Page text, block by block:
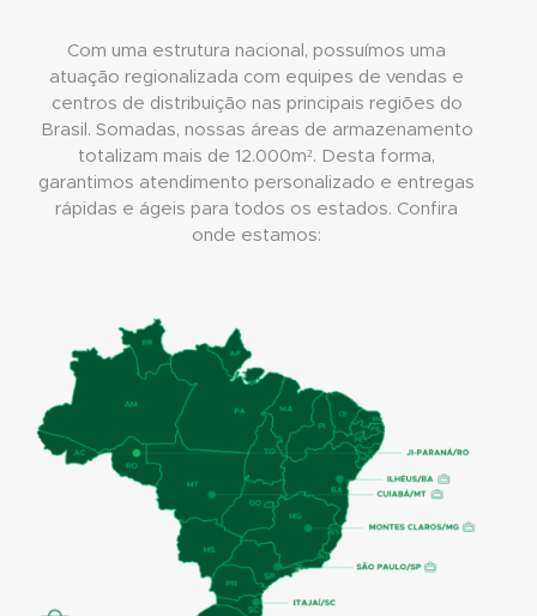
Com uma estrutura nacional, possuímos uma
atuação regionalizada com equipes de vendas e
centros de distribuição nas principais regiões do
Brasil. Somadas, nossas áreas de armazenamento
totalizam mais de 12.000m². Desta forma,
garantimos atendimento personalizado e entregas
rápidas e ágeis para todos os estados. Confira
onde estamos: